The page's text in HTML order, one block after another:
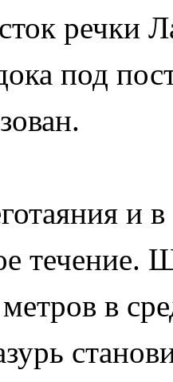
речки
под
и
течение.
в